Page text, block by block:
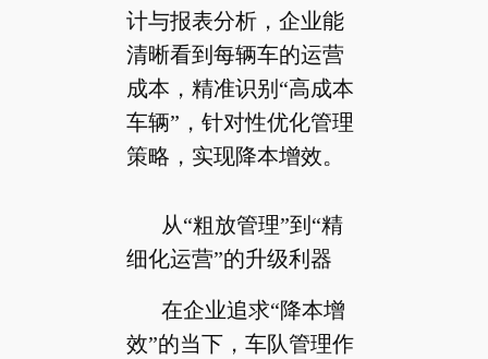
计与报表分析，企业能
清晰看到每辆车的运营
成本，精准识别“高成本
车辆”，针对性优化管理
策略，实现降本增效。
从“粗放管理”到“精
细化运营”的升级利器
在企业追求“降本增
效”的当下，车队管理作